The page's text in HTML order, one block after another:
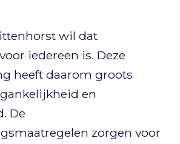
wil dat
iedereen is. Deze
heeft daarom groots
en
De
zorgen voor